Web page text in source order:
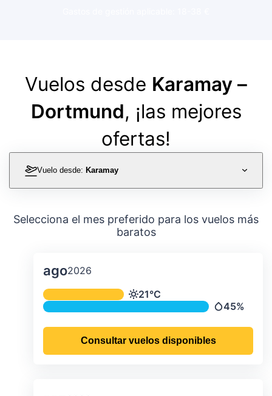
Vuelos desde Karamay –
Dortmund, ¡las mejores
ofertas!
Vuelo desde: Karamay
Selecciona el mes preferido para los vuelos más
baratos
ago2026
Temperatura y precipitación media
Temperatura
21°C
45%
Consultar vuelos disponibles